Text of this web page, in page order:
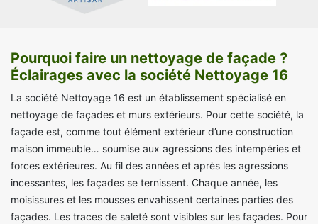
Pourquoi faire un nettoyage de façade ?
Éclairages avec la société Nettoyage 16
La société Nettoyage 16 est un établissement spécialisé en
nettoyage de façades et murs extérieurs. Pour cette société, la
façade est, comme tout élément extérieur d’une construction
maison immeuble… soumise aux agressions des intempéries et
forces extérieures. Au fil des années et après les agressions
incessantes, les façades se ternissent. Chaque année, les
moisissures et les mousses envahissent certaines parties des
façades. Les traces de saleté sont visibles sur les façades. Pour